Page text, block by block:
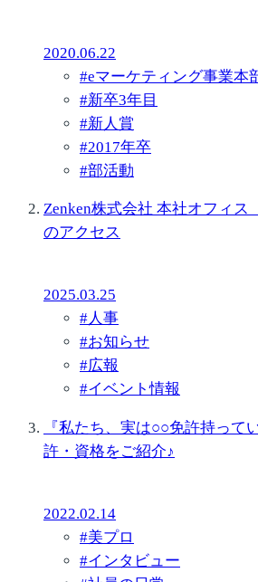
2020.06.22
#eマーケティング事業本
#新卒3年目
#新人賞
#2017年卒
#部活動
Zenken株式会社 本社オフィス
のアクセス
2025.03.25
#人事
#お知らせ
#広報
#イベント情報
『私たち、実は○○免許持って
許・資格をご紹介♪
2022.02.14
#美プロ
#インタビュー